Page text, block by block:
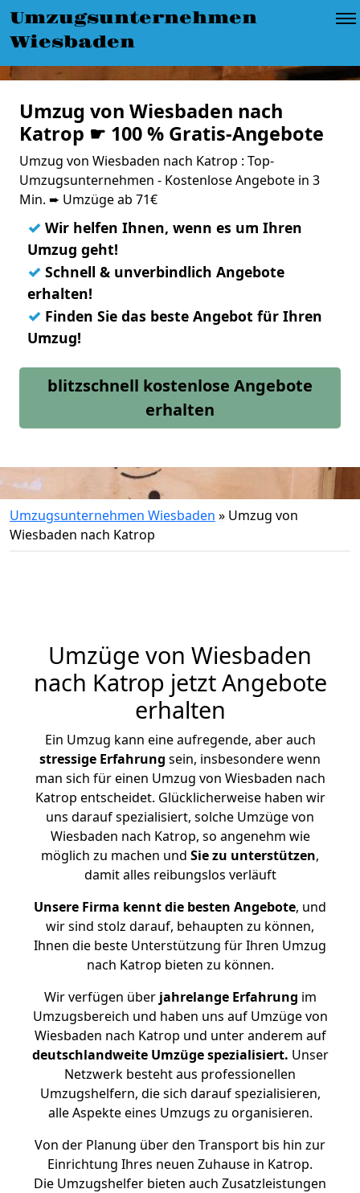
Umzugsunternehmen
Wiesbaden
Umzug von Wiesbaden nach
Katrop ☛ 100 % Gratis-Angebote
Umzug von Wiesbaden nach Katrop : Top-
Umzugsunternehmen - Kostenlose Angebote in 3
Min. ➨ Umzüge ab 71€
✓ Wir helfen Ihnen, wenn es um Ihren
Umzug geht!
✓ Schnell & unverbindlich Angebote
erhalten!
✓ Finden Sie das beste Angebot für Ihren
Umzug!
blitzschnell kostenlose Angebote
erhalten
Umzugsunternehmen Wiesbaden » Umzug von
Wiesbaden nach Katrop
Umzüge von Wiesbaden
nach Katrop jetzt Angebote
erhalten
Ein Umzug kann eine aufregende, aber auch
stressige Erfahrung sein, insbesondere wenn
man sich für einen Umzug von Wiesbaden nach
Katrop entscheidet. Glücklicherweise haben wir
uns darauf spezialisiert, solche Umzüge von
Wiesbaden nach Katrop, so angenehm wie
möglich zu machen und Sie zu unterstützen,
damit alles reibungslos verläuft
Unsere Firma kennt die besten Angebote, und
wir sind stolz darauf, behaupten zu können,
Ihnen die beste Unterstützung für Ihren Umzug
nach Katrop bieten zu können.
Wir verfügen überjahrelange Erfahrung im
Umzugsbereich und haben uns auf Umzüge von
Wiesbaden nach Katrop und unter anderem auf
deutschlandweite Umzüge spezialisiert. Unser
Netzwerk besteht aus professionellen
Umzugshelfern, die sich darauf spezialisieren,
alle Aspekte eines Umzugs zu organisieren.
Von der Planung über den Transport bis hin zur
Einrichtung Ihres neuen Zuhause in Katrop.
Die Umzugshelfer bieten auch Zusatzleistungen